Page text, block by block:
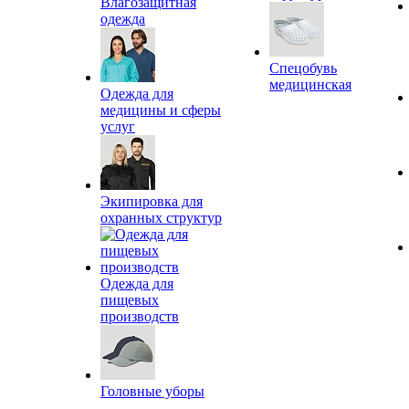
одежда
Одежда для
медицины и сферы
услуг
Экипировка для
охранных структур
Одежда для
пищевых
производств
Головные уборы
Спецобувь
медицинская